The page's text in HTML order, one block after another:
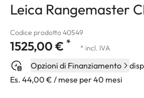
Leica Rangemaster
Codice prodotto 40549
1525,00 € * * incl. IVA
Opzioni di Finanziamento
Es. 44,00 € / mese per 40 mesi